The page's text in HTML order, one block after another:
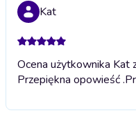
Kat
Ocena użytkownika Kat
Przepiękna opowieść .